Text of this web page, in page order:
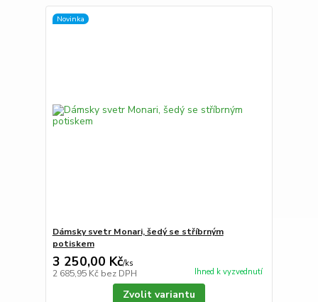
Novinka
Dámsky svetr Monari, šedý se stříbrným
potiskem
3 250,00 Kč/ks
2 685,95 Kč bez DPH Ihned k vyzvednutí
Zvolit variantu